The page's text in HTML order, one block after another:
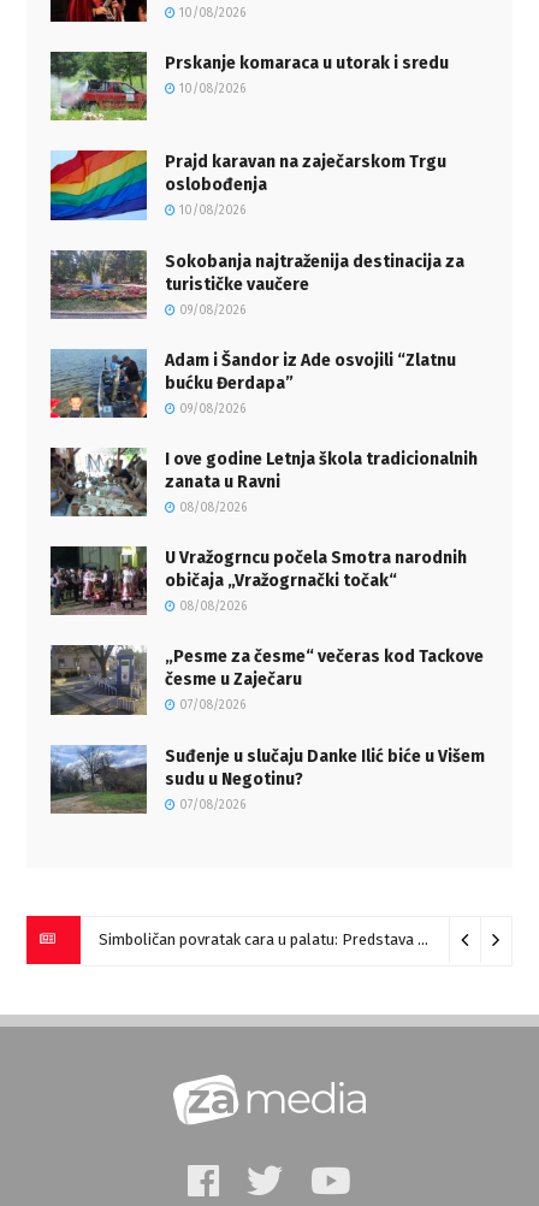
10/08/2026
Prskanje komaraca u utorak i sredu
10/08/2026
Prajd karavan na zaječarskom Trgu
oslobođenja
10/08/2026
Sokobanja najtraženija destinacija za
turističke vaučere
09/08/2026
Adam i Šandor iz Ade osvojili “Zlatnu
bućku Đerdapa”
09/08/2026
I ove godine Letnja škola tradicionalnih
zanata u Ravni
08/08/2026
U Vražogrncu počela Smotra narodnih
običaja „Vražogrnački točak“
08/08/2026
„Pesme za česme“ večeras kod Tackove
česme u Zaječaru
07/08/2026
Suđenje u slučaju Danke Ilić biće u Višem
sudu u Negotinu?
07/08/2026
Simboličan povratak cara u palatu: Predstava “Galerije” na Romulijani